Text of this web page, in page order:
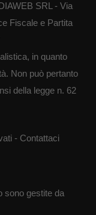
SRL - Via
Fiscale e Partita
in quanto
Non può pertanto
della legge n. 62
- Contattaci
sono gestite da